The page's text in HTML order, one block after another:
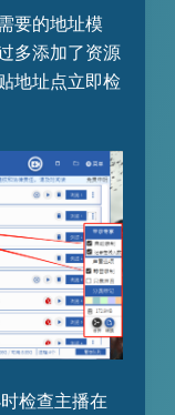
要的地址模
多添加了资源
地址点立即检
检查主播在